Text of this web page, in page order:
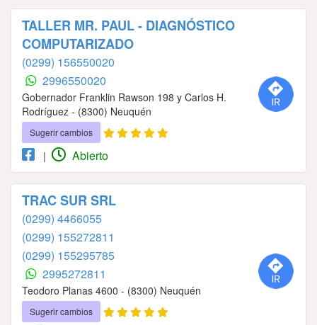
TALLER MR. PAUL - DIAGNÓSTICO
COMPUTARIZADO
(0299) 156550020
2996550020
Gobernador Franklin Rawson 198 y Carlos H.
Rodríguez - (8300) Neuquén
Sugerir cambios
| Abierto
TRAC SUR SRL
(0299) 4466055
(0299) 155272811
(0299) 155295785
2995272811
Teodoro Planas 4600 - (8300) Neuquén
Sugerir cambios